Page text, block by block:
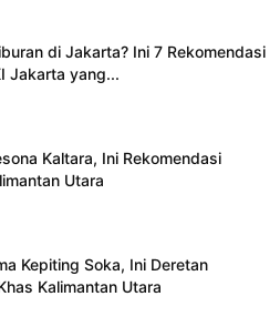
di Jakarta? Ini 7 Rekomendasi
Jakarta yang...
Kaltara, Ini Rekomendasi
Utara
Kepiting Soka, Ini Deretan
Kalimantan Utara